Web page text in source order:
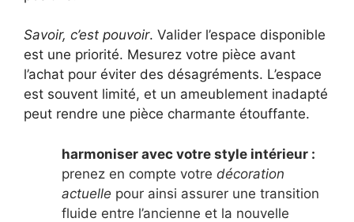
Savoir, c’est pouvoir. Valider l’espace disponible
est une priorité. Mesurez votre pièce avant
l’achat pour éviter des désagréments. L’espace
est souvent limité, et un ameublement inadapté
peut rendre une pièce charmante étouffante.
harmoniser avec votre style intérieur :
prenez en compte votre décoration
actuelle pour ainsi assurer une transition
fluide entre l’ancienne et la nouvelle